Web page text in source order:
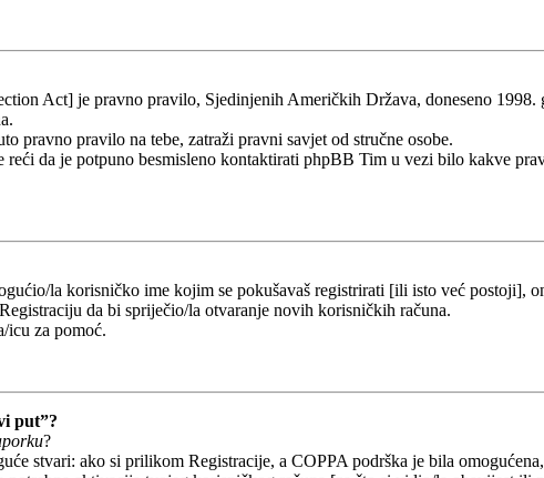
Act] je pravno pravilo, Sjedinjenih Američkih Država, doneseno 1998.
pravno pravilo na tebe, zatraži pravni savjet od stručne osobe.
reći da je potpuno besmisleno kontaktirati phpBB Tim u vezi bilo kakve
la korisničko ime kojim se pokušavaš registrirati [ili isto već postoji],
da bi spriječio/la otvaranje novih korisničkih računa.
icu za pomoć.
put”?
?
stvari: ako si prilikom Registracije, a COPPA podrška je bila